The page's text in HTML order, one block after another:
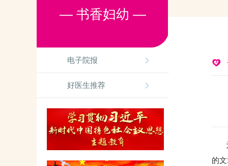
— 书香妇幼 —
电子院报
好医生推荐
元
的